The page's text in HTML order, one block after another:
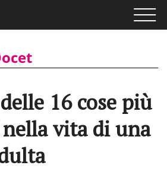
16 cose più
vita di una